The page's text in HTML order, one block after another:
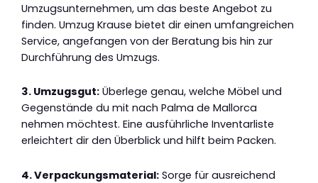
Umzugsunternehmen, um das beste Angebot zu
finden. Umzug Krause bietet dir einen umfangreichen
Service, angefangen von der Beratung bis hin zur
Durchführung des Umzugs.
3. Umzugsgut: Überlege genau, welche Möbel und
Gegenstände du mit nach Palma de Mallorca
nehmen möchtest. Eine ausführliche Inventarliste
erleichtert dir den Überblick und hilft beim Packen.
4. Verpackungsmaterial: Sorge für ausreichend